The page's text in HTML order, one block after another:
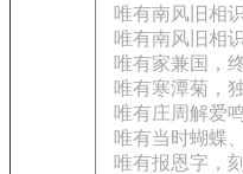
唯有南风旧相
唯有南风旧相
唯有家兼国，
唯有寒潭菊，
唯有庄周解爱
唯有当时蝴蝶
唯有报恩字，